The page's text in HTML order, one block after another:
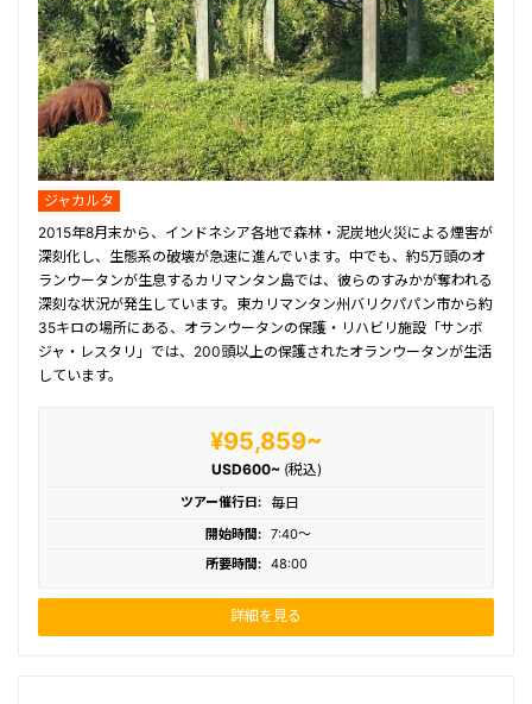
ジャカルタ
2015年8月末から、インドネシア各地で森林・泥炭地火災による煙害が
深刻化し、生態系の破壊が急速に進んでいます。中でも、約5万頭のオ
ランウータンが生息するカリマンタン島では、彼らのすみかが奪われる
深刻な状況が発生しています。東カリマンタン州バリクパパン市から約
35キロの場所にある、オランウータンの保護・リハビリ施設「サンボ
ジャ・レスタリ」では、200頭以上の保護されたオランウータンが生活
しています。
¥95,859~
USD600~ (税込)
ツアー催行日: 毎日
開始時間: 7:40〜
所要時間: 48:00
詳細を見る